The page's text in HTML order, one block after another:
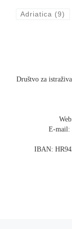
Adriatica (9)
Društvo za
E-mail:
IBAN: